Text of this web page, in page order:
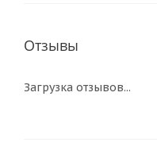
Отзывы
Загрузка отзывов...